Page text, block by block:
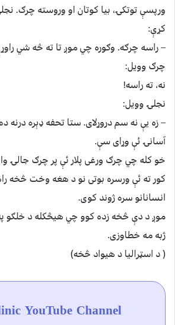
ورپسې توتکۍ، بیا کوتان او وروسته چرګ.
کړې:
– راسه چرګه. وګوره چي موږ تا ته څه شي
چرګ وویل:
نه، ته راسه!
نجلۍ وویل:
– زه یې نه سم دروړلای. ستا تحفه ډېره درنه
آسانۍ ئې وړای سې.
خو کله چي چرګ ورغی پلار ئې پر چرګ جالۍ
کور ته ئې ورسره بوتی نو د هغه وخت څخه
انسانانو سره ژوند کوی.
موږ د دې څخه زده کوو چي هیڅکله د خلګو
ژبه مه خطاوزی.
( د اسټرالیا د هیواد څخه)
YouTube Channel